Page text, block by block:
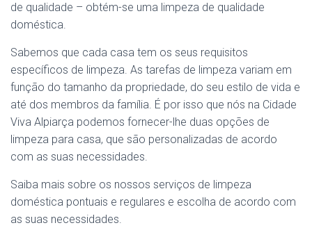
de qualidade – obtém-se uma limpeza de qualidade
doméstica.
Sabemos que cada casa tem os seus requisitos
específicos de limpeza. As tarefas de limpeza variam em
função do tamanho da propriedade, do seu estilo de vida e
até dos membros da família. É por isso que nós na Cidade
Viva Alpiarça podemos fornecer-lhe duas opções de
limpeza para casa, que são personalizadas de acordo
com as suas necessidades.
Saiba mais sobre os nossos serviços de limpeza
doméstica pontuais e regulares e escolha de acordo com
as suas necessidades.